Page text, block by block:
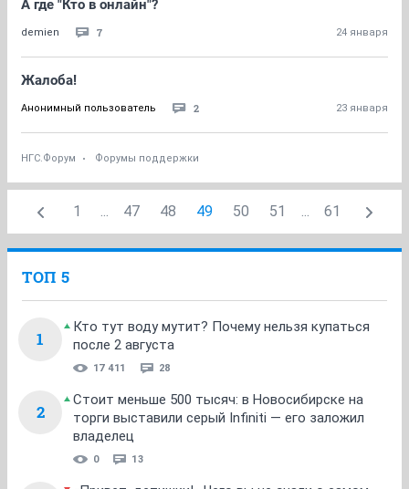
А где "Кто в онлайн"?
demien 7 24 января
Жалоба!
Анонимный пользователь 2 23 января
НГС.Форум Форумы поддержки
1 ... 47 48 49 50 51 ... 61
ТОП 5
1
Кто тут воду мутит? Почему нельзя купаться
после 2 августа
17 411 28
2
Стоит меньше 500 тысяч: в Новосибирске на
торги выставили серый Infiniti — его заложил
владелец
0 13